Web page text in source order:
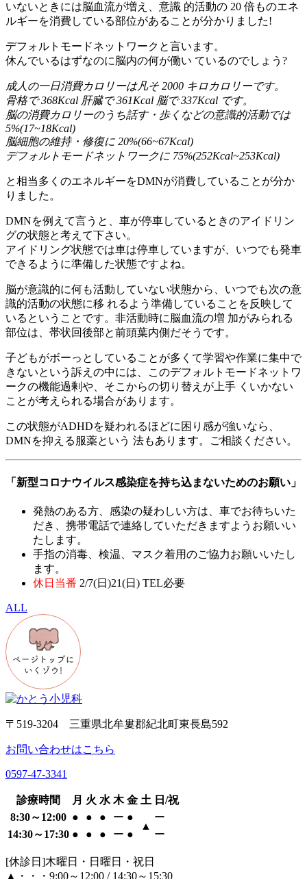
いないときには脳血流が増え、意識 的活動の 20 倍ものエネ
ルギーを消費している部位があることが分かりました!
デフォルトモードネットワークと言います。
休んでいるはずなのに脳内の何が働い ているのでしょう?
成人の一日消費カロリーは凡そ 2000 キロカロリーです。
骨格で 368Kcal 肝臓で 361Kcal 脳で 337Kcal です。
脳の消費カロリーのうち話す・歩くなどの意識的活動では
5%(17~18Kcal)
脳細胞の維持・修復に 20%(66~67Kcal)
デフォルトモードネットワークに 75%(252Kcal~253Kcal)
と相当多くのエネルギーをDMNが消費していることが分か
りました。
DMNを例えて言うと、車が停車しているときのアイドリン
グの状態と考えて下さい。
アイドリング状態では車は停車していますが、いつでも発車
できるように準備した状態ですよね。
脳が意識的に何も活動していない状態から、いつでも次の意
識的活動の状態に移 れるよう準備していることを反映して
いるということです。非活動時に脳血流の増 加がみられる
部位は、帯状回後部と前頭葉内側だそうです。
子どもがボーっとしていることが多くて学習や作業に集中で
きないという訴えの中には、このデフォルトモードネットワ
ークの機能過剰や、そこからの切り替えが上手 くいかない
ことが考えられる場合があります。
この状態がADHDを疑われるほどに困り感が強いなら、
DMNを抑える服薬という 法もあります。ご相談ください。
「新型コロナウイルス感染症を持ち込まないためのお願い」
発熱のある方、感染の疑わしい方は、車でお待ちいた
だき、携帯電話で連絡していただきますようお願いい
たします。
手指の消毒、検温、マスク着用のご協力お願いいたし
ます。
休日当番 2/7(日)21(日) TEL必要
ALL
〒519-3204 三重県北牟婁郡紀北町東長島592
お問い合わせはこちら
0597-47-3341
診療時間 月 火 水 木 金 土 日/祝
8:30～12:00 ● ● ● ー ●
▲
ー
14:30～17:30 ● ● ● ー ● ー
[休診日]木曜日・日曜日・祝日
▲・・・9:00～12:00 / 14:30～15:30